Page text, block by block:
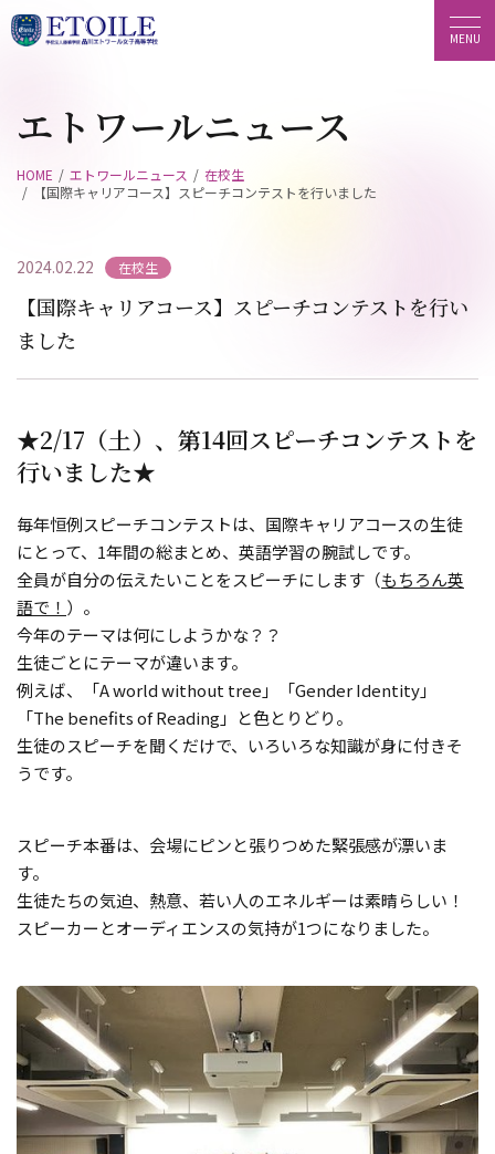
エトワールニュース
HOME エトワールニュース
在校生
【国際キャリアコース】スピーチコンテストを行いました
2024.02.22 在校生
【国際キャリアコース】スピーチコンテストを行い
ました
★2/17（土）、第14回スピーチコンテストを
行いました★
毎年恒例スピーチコンテストは、国際キャリアコースの生徒
にとって、1年間の総まとめ、英語学習の腕試しです。
全員が自分の伝えたいことをスピーチにします（もちろん英
語で！ ）。
今年のテーマは何にしようかな？？
生徒ごとにテーマが違います。
例えば、「A world without tree」「Gender Identity」
「The benefits of Reading」と色とりどり。
生徒のスピーチを聞くだけで、いろいろな知識が身に付きそ
うです。
スピーチ本番は、会場にピンと張りつめた緊張感が漂いま
す。
生徒たちの気迫、熱意、若い人のエネルギーは素晴らしい！
スピーカーとオーディエンスの気持が1つになりました。